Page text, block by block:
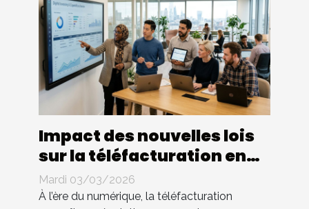
Impact des nouvelles lois
sur la téléfacturation en
entreprise : quels
changements ?
Mardi 03/03/2026
À l’ère du numérique, la téléfacturation